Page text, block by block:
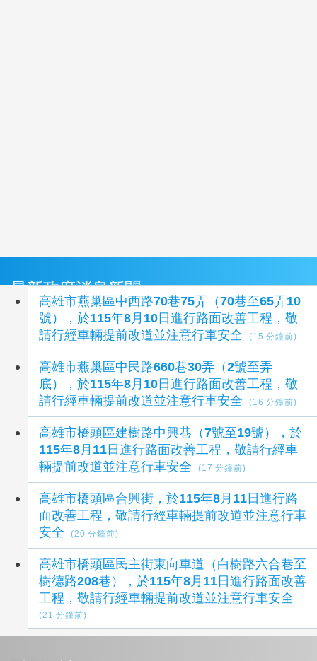
最新政府消息新聞
高雄市燕巢區中西路70巷75弄（70巷至65弄10
號），於115年8月10日進行路面改善工程，敬
請行經車輛提前改道並注意行車安全
(15 分鐘前)
高雄市燕巢區中民路660巷30弄（2號至弄
底），於115年8月10日進行路面改善工程，敬
請行經車輛提前改道並注意行車安全
(16 分鐘前)
高雄市橋頭區建樹路中興巷（7號至19號），於
115年8月11日進行路面改善工程，敬請行經車
輛提前改道並注意行車安全
(17 分鐘前)
高雄市橋頭區合興街，於115年8月11日進行路
面改善工程，敬請行經車輛提前改道並注意行車
安全
(20 分鐘前)
高雄市橋頭區民主街東向車道（白樹路六合巷至
樹德路208巷），於115年8月11日進行路面改善
工程，敬請行經車輛提前改道並注意行車安全
(21 分鐘前)